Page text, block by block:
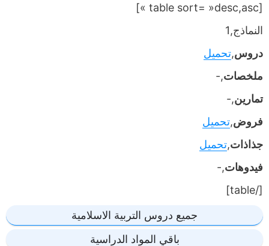
[table sort= »desc,asc »]
النماذج,1
دروس,تحميل
ملخصات,-
تمارين,-
فروض,تحميل
جذاذات,تحميل
فيدوهات,-
[/table]
جميع دروس التربية الاسلامية
باقي المواد الدراسية